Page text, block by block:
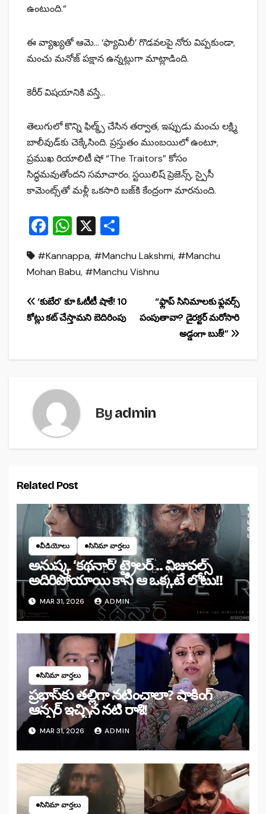
ఉంటుంది.”
ఈ వ్యాఖ్యతో ఆమె… ‘ఫ్యామిలీ’ గొడవలపై నోరు విప్పకుండా,
మంచు మనోజ్ పక్షాన ఉన్నట్లుగా మాట్లాడింది.
కెరీర్ విషయానికి వస్తే…
తెలుగులో కొన్ని ఫిల్మ్స్ చేసిన తర్వాత, ఇప్పుడు మంచు లక్ష్మి
బాలీవుడ్‌కు చెక్కేసింది. ప్రస్తుతం ముంబయిలో ఉంటూ,
ప్రముఖ రియాలిటీ షో “The Traitors” కోసం
సిద్ధమవుతోందని సమాచారం. స్టయిలిష్ ప్రెజెన్స్, స్పైసీ
కామెంట్స్‌తో మళ్లీ ఒకసారి బజ్‌కి కేంద్రంగా మారనుంది.
F
c
e
b
o
k
W
at
s
A
p
X
ar
e
#Kannappa, #Manchu Lakshmi, #Manchu
Mohan Babu, #Manchu Vishnu
Post
navigation
“ఫ్లాప్ సినిమాలకు ఫ్లవర్స్
పంపుతావా? డైరక్టర్ మరోసారి
అడ్డంగా బుక్!”
‘కుబేర’ కూ ఓటీటీ షాకే! 10
కోట్లు కట్ చేస్తామని బెదిరింపు
Byadmin
Related Post
వీడియోలు సినిమా వార్తలు
అనుష్క ‘కథనార్’ ట్రైలర్ .. విజువల్స్
అదిరిపోయాయి కానీ ఆ ఒక్కటే లోటు!!
MAR 31, 2026 ADMIN
సినిమా వార్తలు
ప్రభాస్‌కు తల్లిగా నటించాలా? షాకింగ్
ఆన్సర్ ఇచ్చిన నటి రాశి!
MAR 31, 2026 ADMIN
సినిమా వార్తలు